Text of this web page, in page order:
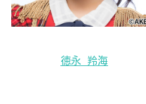
徳永 羚海